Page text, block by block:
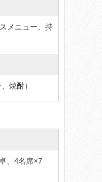
メニュー、持
焼酎）
、4名席×7